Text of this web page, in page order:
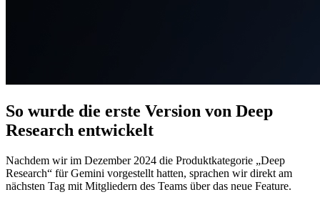
So wurde die erste Version von Deep
Research entwickelt
Nachdem wir im Dezember 2024 die Produktkategorie „Deep
Research“ für Gemini vorgestellt hatten, sprachen wir direkt am
nächsten Tag mit Mitgliedern des Teams über das neue Feature.